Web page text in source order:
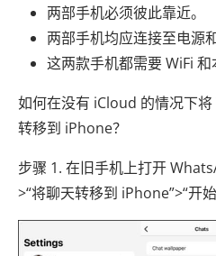
两部手机必须彼此靠近。
两部手机均应连接至电源
这两款手机都需要 WiFi 和
如何在没有 iCloud 的情况下
转移到 iPhone？
步骤 1. 在旧手机上打开
>“将聊天转移到 iPhone”>“开始